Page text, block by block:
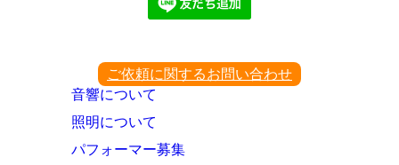
ご依頼に関するお問い合わせ
音響について
照明について
パフォーマー募集